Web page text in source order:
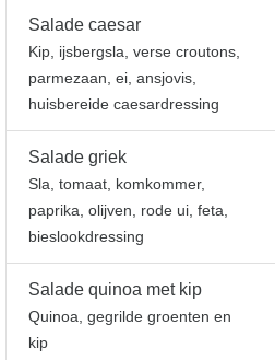
Salade caesar
Kip, ijsbergsla, verse croutons,
parmezaan, ei, ansjovis,
huisbereide caesardressing
Salade griek
Sla, tomaat, komkommer,
paprika, olijven, rode ui, feta,
bieslookdressing
Salade quinoa met kip
Quinoa, gegrilde groenten en
kip